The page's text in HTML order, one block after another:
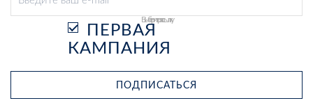
Выберите рассылку
ПЕРВАЯ
КАМПАНИЯ
ПОДПИСАТЬСЯ